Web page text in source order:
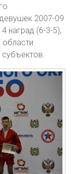
2007-09
наград (6-3-5),